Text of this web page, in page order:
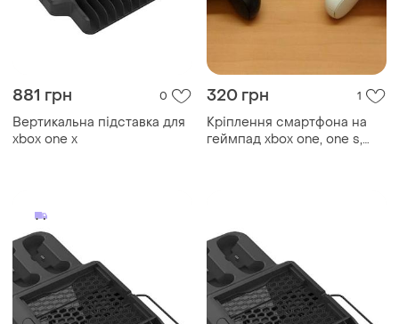
881 грн 0
Вертикальна підставка для
xbox one x
320 грн 1
Кріплення смартфона на
геймпад xbox one, one s,